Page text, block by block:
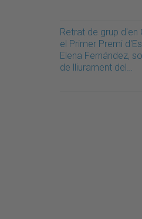
Retrat de grup d'en
el Primer Premi
Elena Fernández,
de lliurament del…